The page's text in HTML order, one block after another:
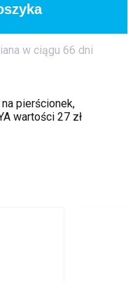
pierścionek,
wartości 27 zł
w ciągu 66 dni